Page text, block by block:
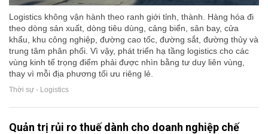
Logistics không vận hành theo ranh giới tỉnh, thành. Hàng hóa đi
theo dòng sản xuất, dòng tiêu dùng, cảng biển, sân bay, cửa
khẩu, khu công nghiệp, đường cao tốc, đường sắt, đường thủy và
trung tâm phân phối. Vì vậy, phát triển hạ tầng logistics cho các
vùng kinh tế trọng điểm phải được nhìn bằng tư duy liên vùng,
thay vì mỗi địa phương tối ưu riêng lẻ.
Thời sự - Logistics
Quản trị rủi ro thuế dành cho doanh nghiệp chế